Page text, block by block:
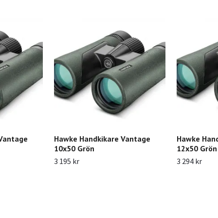
Hawke Handkikare Vantage
10x50 Grön
3 195 kr
Hawke
12x50 Grön
3 294 kr